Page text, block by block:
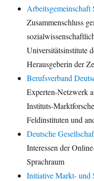
Arbeitsgemeinschaft
Zusammenschluss
Universitätsinstitute
Herausgeberin der
Berufsverband
Experten-Netzwerk
Instituts-
Feldinstituten und
Deutsche
Interessen der
Sprachraum
Initiative Markt- und